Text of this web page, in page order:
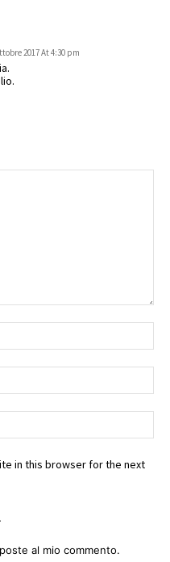
2017 At 4:30 pm
in this browser for the next
al mio commento.